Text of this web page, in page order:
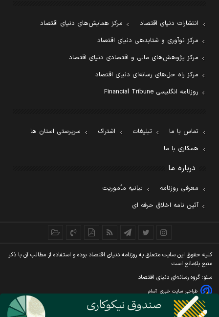
انتشارات دنیای اقتصاد
مرکز همایش‌های دنیای اقتصاد
مرکز نوآوری و شتابدهی دنیای اقتصاد
مرکز پژوهش‌های مالی و اقتصادی دنیای اقتصاد
مرکز راه حل‌های رسانه‌ای دنیای اقتصاد
روزنامه انگلیسی Financial Tribune
تماس با ما تبلیغات اشتراک
سرپرستی استان ها
همکاری با ما
درباره ما
معرفی روزنامه
بیانیه مأموریت
آئین نامه اخلاق حرفه ای
کليه حقوق اين سايت متعلق به روزنامه دنيای اقتصاد بوده و استفاده از مطالب آن با ذکر
منبع بلامانع است
سئو: گروه رسانه‌ای دنیای اقتصاد
طراحی سایت خبری آسام